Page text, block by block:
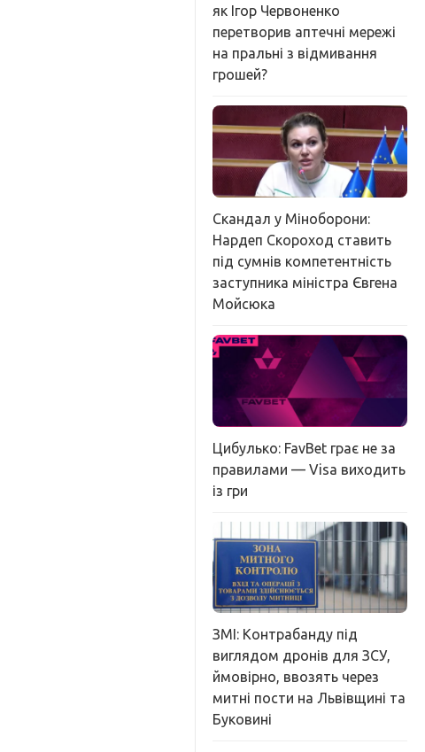
як Ігор Червоненко
перетворив аптечні мережі
на пральні з відмивання
грошей?
Скандал у Міноборони:
Нардеп Скороход ставить
під сумнів компетентність
заступника міністра Євгена
Мойсюка
Цибулько: FavBet грає не за
правилами — Visa виходить
із гри
ЗМІ: Контрабанду під
виглядом дронів для ЗСУ,
ймовірно, ввозять через
митні пости на Львівщині та
Буковині